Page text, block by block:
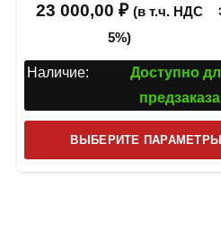
23 000,00 ₽ (в т.ч. НДС
5%)
Наличие:
Доступно
предзаказа
ВЫБЕРИТЕ ПАРАМЕТРЫ